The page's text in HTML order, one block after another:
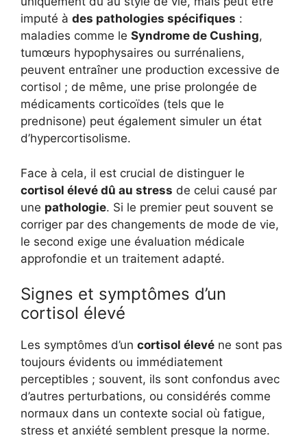
imputé à des pathologies spécifiques :
maladies comme le Syndrome de Cushing,
tumœurs hypophysaires ou surrénaliens,
peuvent entraîner une production excessive de
cortisol ; de même, une prise prolongée de
médicaments corticoïdes (tels que le
prednisone) peut également simuler un état
d’hypercortisolisme.
Face à cela, il est crucial de distinguer le
cortisol élevé dû au stress de celui causé par
une pathologie. Si le premier peut souvent se
corriger par des changements de mode de vie,
le second exige une évaluation médicale
approfondie et un traitement adapté.
Signes et symptômes d’un
cortisol élevé
Les symptômes d’un cortisol élevé ne sont pas
toujours évidents ou immédiatement
perceptibles ; souvent, ils sont confondus avec
d’autres perturbations, ou considérés comme
normaux dans un contexte social où fatigue,
stress et anxiété semblent presque la norme.